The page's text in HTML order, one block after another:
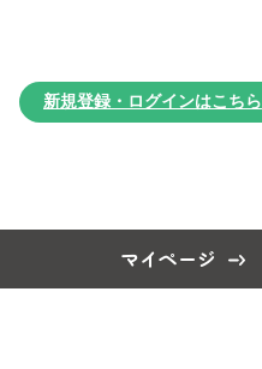
新規登録・ ログインはこちら
マイページ